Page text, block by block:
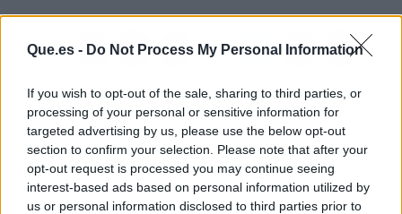
Que.es - Do Not Process My Personal Information
If you wish to opt-out of the sale, sharing to third parties, or
processing of your personal or sensitive information for
targeted advertising by us, please use the below opt-out
section to confirm your selection. Please note that after your
opt-out request is processed you may continue seeing
interest-based ads based on personal information utilized by
us or personal information disclosed to third parties prior to